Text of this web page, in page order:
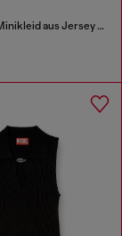
Rollkragen-Minikleid aus Jersey und Chiffon